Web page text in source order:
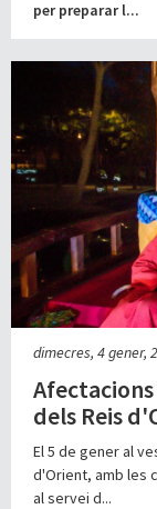
per preparar l...
dimecres, 4 gener,
dels Reis
El 5 de gener al
d'Orient, amb les
al servei d...